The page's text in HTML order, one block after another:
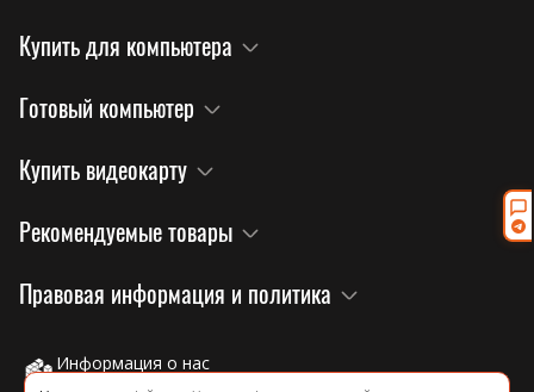
Купить для компьютера
Готовый компьютер
Купить видеокарту
Рекомендуемые товары
Правовая информация и политика
Информация о нас
на официальном сайте завода!
Привезём из Китая под заказ
комплектующие — даже если этого нет на сайте
что нужно, посчитаем и назовём срок.